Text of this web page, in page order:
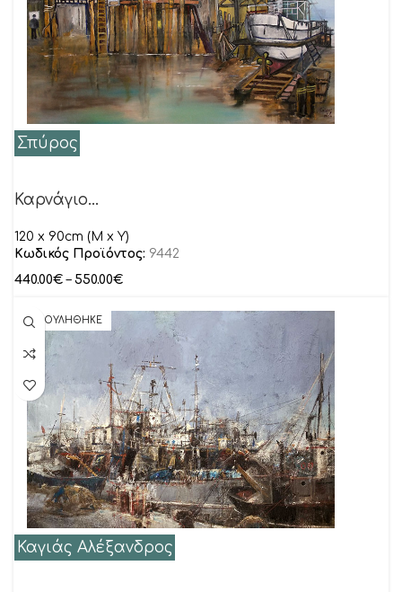
Σπύρος
Καρνάγιο…
120 x 90cm (M x Y)
Κωδικός Προϊόντος: 9442
440.00€ – 550.00€
ΠΟΥΛΗΘΗΚΕ
Καγιάς Αλέξανδρος